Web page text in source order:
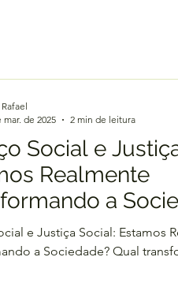
Social e
Realmente
a
profissão?
e Justiça Social: Estamos
a Sociedade? Qual
mar. de 2025
2 min de leitura